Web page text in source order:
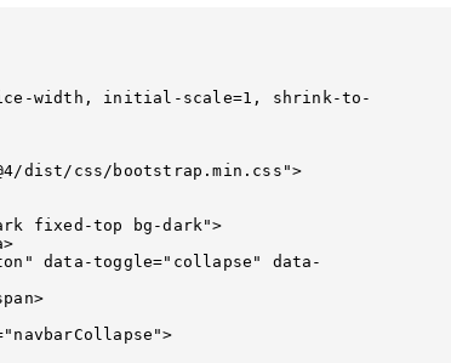
dist/css/bootstrap.min.css">
fixed-top bg-dark">